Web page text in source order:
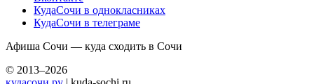
КудаСочи в однокласниках
КудаСочи в телеграме
Афиша Сочи — куда сходить в Сочи
© 2013–2026